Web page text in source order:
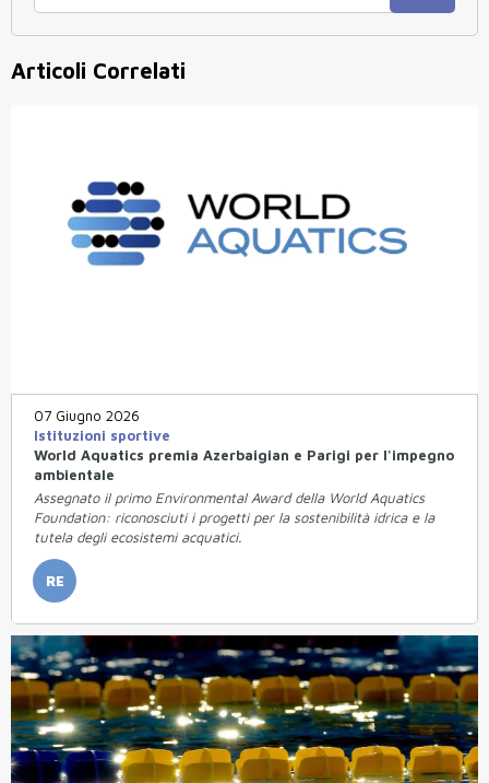
Articoli Correlati
07 Giugno 2026
Istituzioni sportive
World Aquatics premia Azerbaigian e Parigi per l'impegno
ambientale
Assegnato il primo Environmental Award della World Aquatics
Foundation: riconosciuti i progetti per la sostenibilità idrica e la
tutela degli ecosistemi acquatici.
RE